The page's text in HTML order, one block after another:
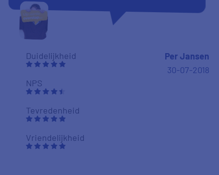
Duidelijkheid
NPS
Tevredenheid
Vriendelijkheid
Per Jansen
30-07-2018